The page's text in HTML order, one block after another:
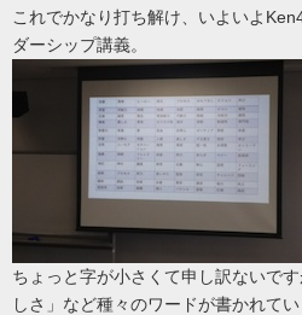
これでかなり打ち解け、いよいよ
ダーシップ講義。
ちょっと字が小さくて申し訳ないで
しさ」など種々のワードが書かれて